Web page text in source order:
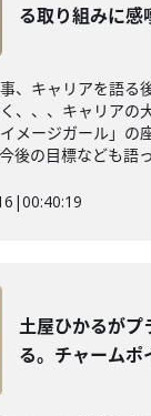
る取り組みに感
、キャリアを語る
、、、キャリアの
メージガール」の
後の目標なども語
|00:40:19
土屋ひかるがプ
る。チャームポ